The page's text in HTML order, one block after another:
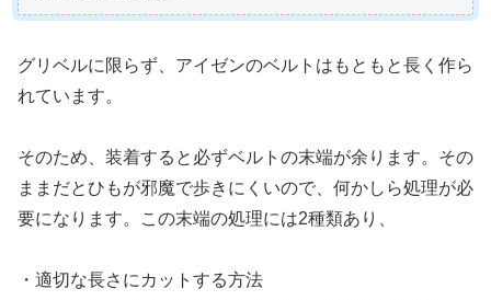
グリベルに限らず、アイゼンのベルトはもともと長く作ら
れています。
そのため、装着すると必ずベルトの末端が余ります。その
ままだとひもが邪魔で歩きにくいので、何かしら処理が必
要になります。この末端の処理には2種類あり、
・適切な長さにカットする方法